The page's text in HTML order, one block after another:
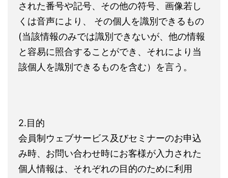
された番号や記号、その他の符号、画像若し
くは音声により、 その個人を識別できるもの
(当該情報のみでは識別できないが、他の情報
と容易に照合することができ、それにより当
該個人を識別できるものを含む）を言う。
2.目的
会員制ウェブサービス及びセミナーのお申込
み時、お問い合わせ時にお客様が入力された
個人情報は、それぞれの目的のために利用